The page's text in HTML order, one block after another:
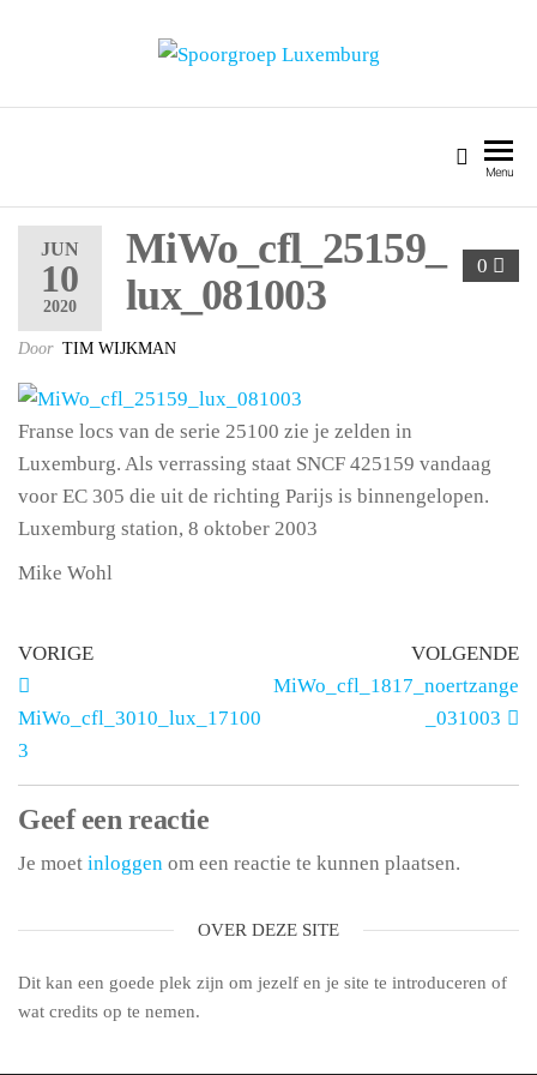
Menu
JUN
10
2020
0
MiWo_cfl_25159_
lux_081003
Door TIM WIJKMAN
Franse locs van de serie 25100 zie je zelden in
Luxemburg. Als verrassing staat SNCF 425159 vandaag
voor EC 305 die uit de richting Parijs is binnengelopen.
Luxemburg station, 8 oktober 2003
Mike Wohl
VORIGE
MiWo_cfl_3010_lux_17100
3
VOLGENDE
MiWo_cfl_1817_noertzange
_031003
Geef een reactie
Je moet inloggen om een reactie te kunnen plaatsen.
OVER DEZE SITE
Dit kan een goede plek zijn om jezelf en je site te introduceren of
wat credits op te nemen.